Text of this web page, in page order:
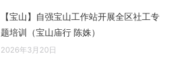
【宝山】自强宝山工作站开展全区社工专
题培训（宝山庙行 陈姝）
2026年3月20日